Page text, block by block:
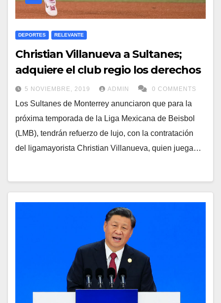
DEPORTES RELEVANTE
Christian Villanueva a Sultanes;
adquiere el club regio los derechos
5 NOVIEMBRE, 2019 ADMIN 0 COMMENTS
Los Sultanes de Monterrey anunciaron que para la
próxima temporada de la Liga Mexicana de Beisbol
(LMB), tendrán refuerzo de lujo, con la contratación
del ligamayorista Christian Villanueva, quien juega…